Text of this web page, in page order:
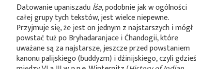
Datowanie upaniszaduĪśa, podobnie jak w ogólności
całej grupy tych tekstów, jest wielce niepewne.
Przyjmuje się, że jest on jednym z najstarszych i mógł
powstać tuż po Bryhadaranjace i Ćhandogii, które
uważane są za najstarsze, jeszcze przed powstaniem
kanonu palijskiego (buddyzm) i dźinijskiego, czyli gdzieś